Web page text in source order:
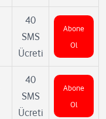
40
SMS
Ücreti
Abone
Ol
40
SMS
Ücreti
Abone
Ol